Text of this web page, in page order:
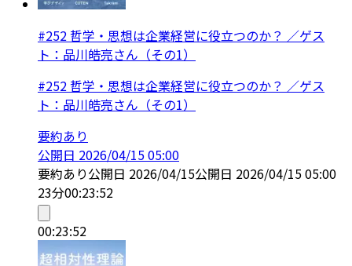
#252 哲学・思想は企業経営に役立つのか？ ／ゲス
ト：品川皓亮さん（その1）
#252 哲学・思想は企業経営に役立つのか？ ／ゲス
ト：品川皓亮さん（その1）
要約あり
公開日 2026/04/15 05:00
要約あり公開日 2026/04/15公開日 2026/04/15 05:00
23分00:23:52
00:23:52